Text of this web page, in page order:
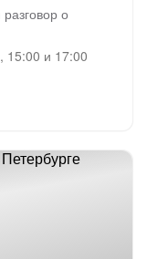
о
15:00 и 17:00